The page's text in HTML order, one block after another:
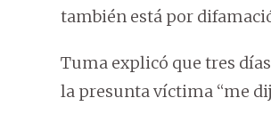
también está por
Tuma explicó que tres
la presunta víctima “me